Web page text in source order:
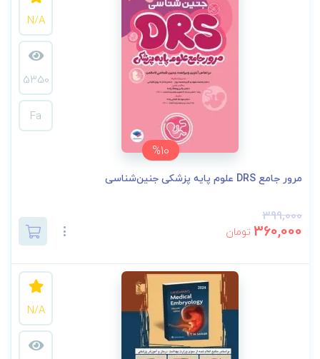
%10
N/A
5350
Fa
مرور جامع DRS علوم پایه پزشکی جنین‌شناسی
399,000
360,000 تومان
N/A